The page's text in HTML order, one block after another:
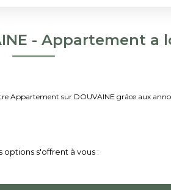
- Appartement a
sur DOUVAINE grâce aux
s'offrent à vous :